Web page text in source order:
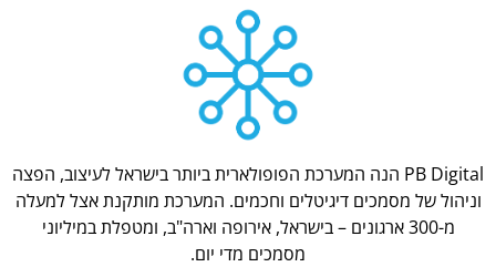
PB Digital הנה המערכת הפופולארית ביותר בישראל לעיצוב, הפצה
וניהול של מסמכים דיגיטלים וחכמים. המערכת מותקנת אצל למעלה
מ-300 ארגונים – בישראל, אירופה וארה"ב, ומטפלת במיליוני
מסמכים מדי יום.